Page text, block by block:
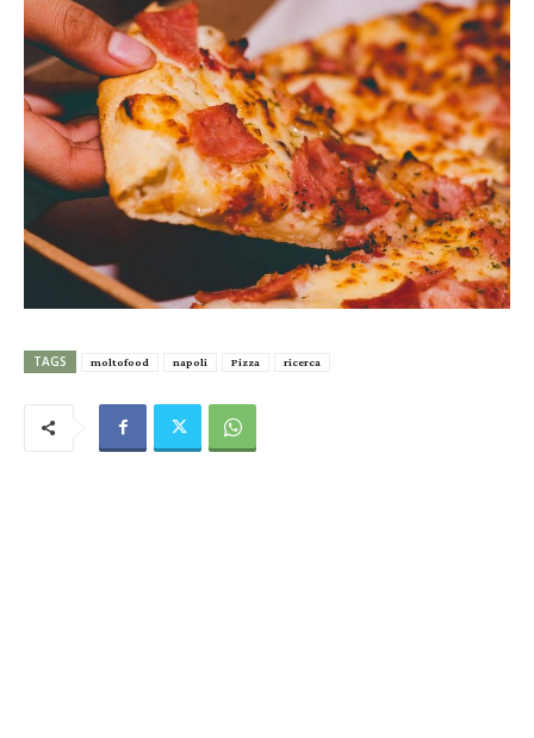
TAGS moltofood napoli Pizza ricerca